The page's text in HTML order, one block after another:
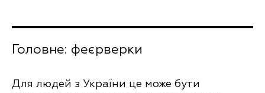
Головне: феєрверки
Для людей з України це може бути